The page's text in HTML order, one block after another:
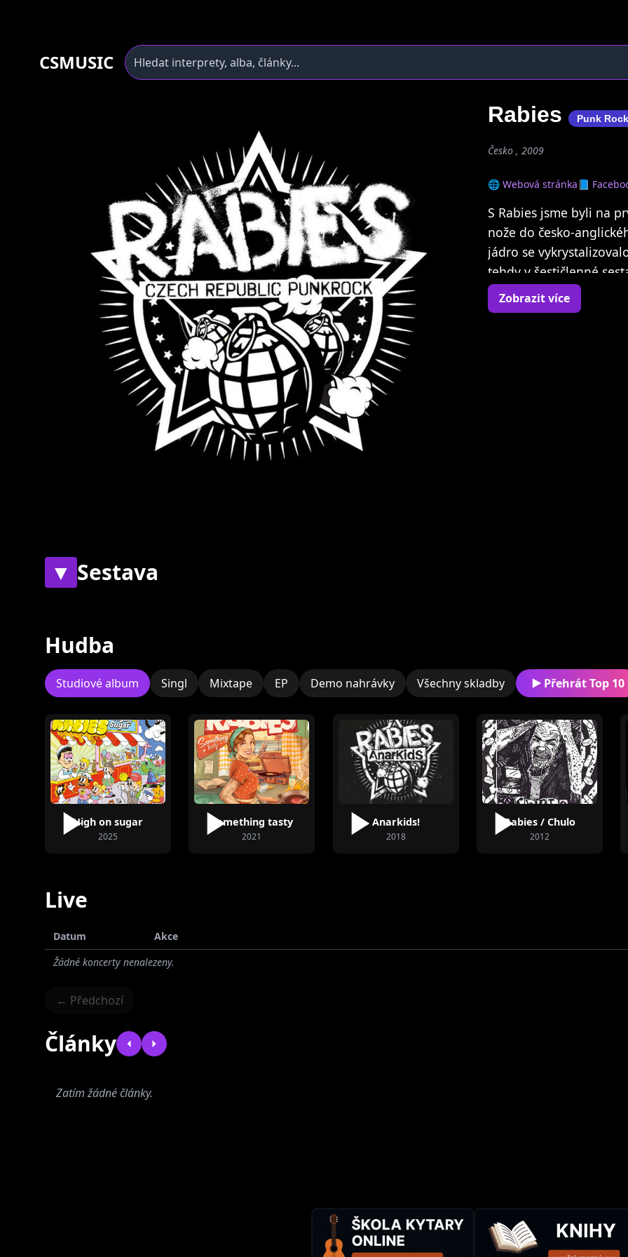
CSMUSIC
Rabies Punk Rock
Česko , 2009
🌐 Webová stránka📘
S Rabies jsme byli na
nože do česko-
jádro se
tehdy v šestičlenné
pouze ve třech. Pár
blood and Fights na
Zobrazit více
▼ Sestava
Matouš Vrbík Marek Petrík Martin Břenek Petr Zavadil
Hudba
Studiové album Singl Mixtape EP Demo nahrávky Všechny skladby Přehrát Top 10
High on sugar
2025
Something tasty
2021
Anarkids!
2018
Rabies / Chulo
2012
Live
Datum
Akce
Žádné koncerty nenalezeny.
← Předchozí
Články
Zatím žádné články.